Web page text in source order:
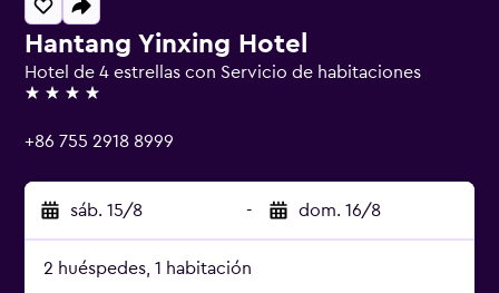
Hantang Yinxing Hotel
Hotel de 4 estrellas con Servicio de habitaciones
4 estrellas
+86 755 2918 8999
sáb. 15/8 - dom. 16/8
2 huéspedes, 1 habitación